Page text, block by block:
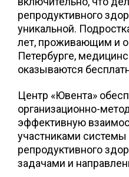
репродуктивного
уникальной.
лет, проживающим и
Петербурге,
оказываются
Центр «Ювента»
организационно-
эффективную
участниками
репродуктивного
задачами и